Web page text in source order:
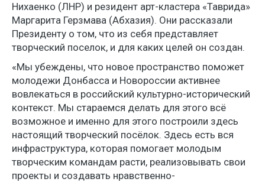
Нихаенко (ЛНР) и резидент арт-кластера «Таврида»
Маргарита Герзмава (Абхазия). Они рассказали
Президенту о том, что из себя представляет
творческий поселок, и для каких целей он создан.
«Мы убеждены, что новое пространство поможет
молодежи Донбасса и Новороссии активнее
вовлекаться в российский культурно-исторический
контекст. Мы стараемся делать для этого всё
возможное и именно для этого построили здесь
настоящий творческий посёлок. Здесь есть вся
инфраструктура, которая помогает молодым
творческим командам расти, реализовывать свои
проекты и создавать нравственно-